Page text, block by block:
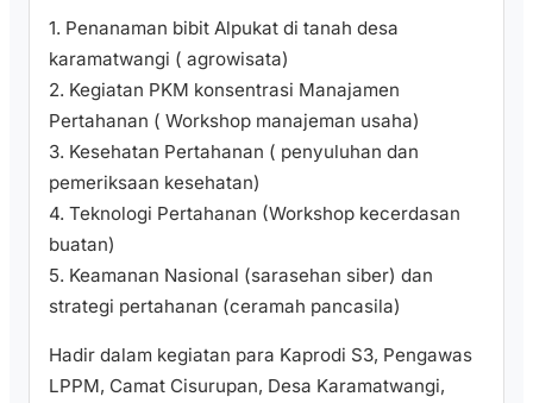
1. Penanaman bibit Alpukat di tanah desa
karamatwangi ( agrowisata)
2. Kegiatan PKM konsentrasi Manajamen
Pertahanan ( Workshop manajeman usaha)
3. Kesehatan Pertahanan ( penyuluhan dan
pemeriksaan kesehatan)
4. Teknologi Pertahanan (Workshop kecerdasan
buatan)
5. Keamanan Nasional (sarasehan siber) dan
strategi pertahanan (ceramah pancasila)
Hadir dalam kegiatan para Kaprodi S3, Pengawas
LPPM, Camat Cisurupan, Desa Karamatwangi,